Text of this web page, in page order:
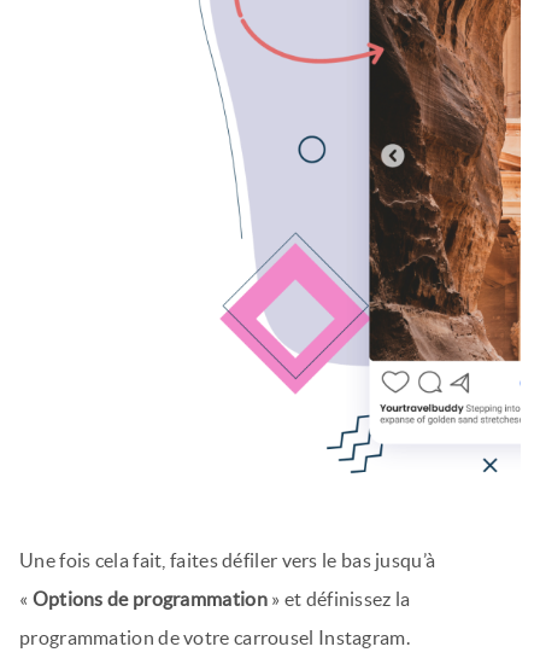
Une fois cela fait, faites défiler vers le bas jusqu’à
« Options de programmation» et définissez la
programmation de votre carrousel Instagram.